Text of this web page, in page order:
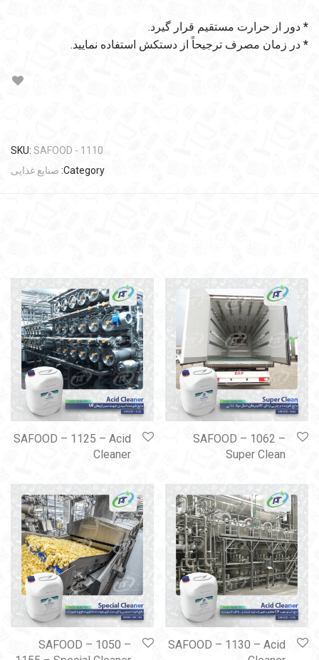
دور از حرارت مستقیم قرار گیرد.
در زمان مصرف ترجیحاً از دستکش استفاده نمایید.
SKU:SAFOOD - 1110
Category: صنایع غذایی
SAFOOD – 1125 – Acid
Cleaner
SAFOOD – 1062 –
Super Clean
SAFOOD – 1050 –
SAFOOD – 1130 – Acid